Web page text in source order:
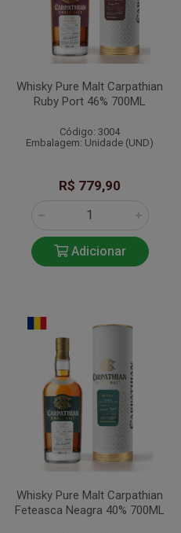
Whisky Pure Malt Carpathian
Ruby Port 46% 700ML
Código: 3004
Embalagem: Unidade (UND)
R$ 779,90
Adicionar
Whisky Pure Malt Carpathian
Feteasca Neagra 40% 700ML